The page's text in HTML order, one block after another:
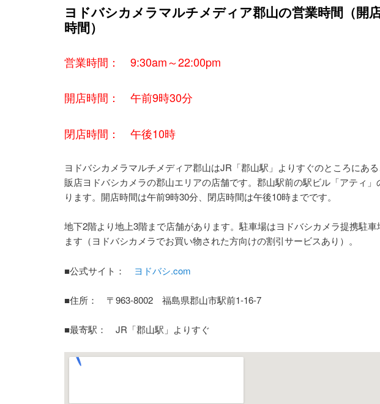
ヨドバシカメラマルチメディア郡山の営業時間（開
時間）
営業時間： 9:30am～22:00pm
開店時間： 午前9時30分
閉店時間： 午後10時
ヨドバシカメラマルチメディア郡山はJR「郡山駅」よりすぐのところにあ
販店ヨドバシカメラの郡山エリアの店舗です。郡山駅前の駅ビル「アティ」
ります。開店時間は午前9時30分、閉店時間は午後10時までです。
地下2階より地上3階まで店舗があります。駐車場はヨドバシカメラ提携駐車
ます（ヨドバシカメラでお買い物された方向けの割引サービスあり）。
■公式サイト： ヨドバシ.com
■住所： 〒963-8002 福島県郡山市駅前1-16-7
■最寄駅： JR「郡山駅」よりすぐ